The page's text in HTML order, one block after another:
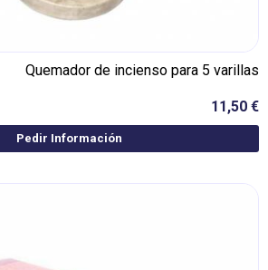
Quemador de incienso para 5 varillas
11,50 €
Pedir Información